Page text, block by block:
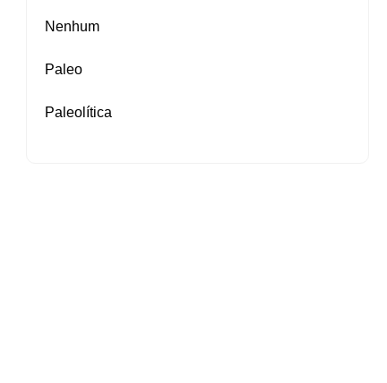
Nenhum
Paleo
Paleolítica